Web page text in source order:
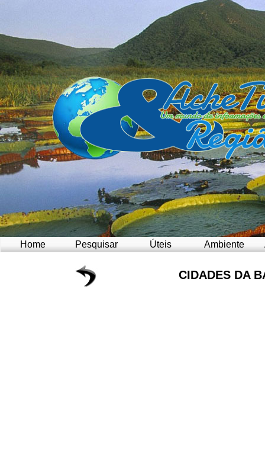
Home Pesquisar Úteis Ambiente
CIDADES DA